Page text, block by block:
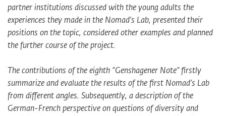
partner institutions discussed with the young adults the
experiences they made in the Nomad’s Lab, presented their
positions on the topic, considered other examples and planned
the further course of the project.
The contributions of the eighth “Genshagener Note” firstly
summarize and evaluate the results of the first Nomad’s Lab
from different angles. Subsequently, a description of the
German-French perspective on questions of diversity and